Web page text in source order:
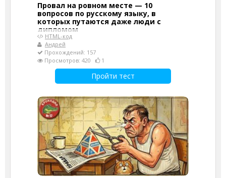
Провал на ровном месте — 10
вопросов по русскому языку, в
которых путаются даже люди с
дипломом
HTML-код
Андрей
Прохождений: 157
Просмотров: 420
1
Пройти тест